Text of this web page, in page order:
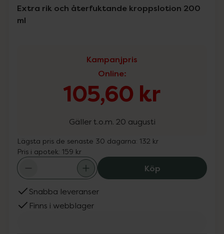
Extra rik och återfuktande kroppslotion 200
ml
Kampanjpris
Online:
105,60 kr
Gäller t.o.m. 20 augusti
Lägsta pris de senaste 30 dagarna: 132 kr
Pris i apotek: 159 kr
KöpIda Warg Rich
Snabba leveranser
Finns i webblager